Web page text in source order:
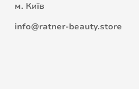
м. Київ
info@ratner-beauty.store